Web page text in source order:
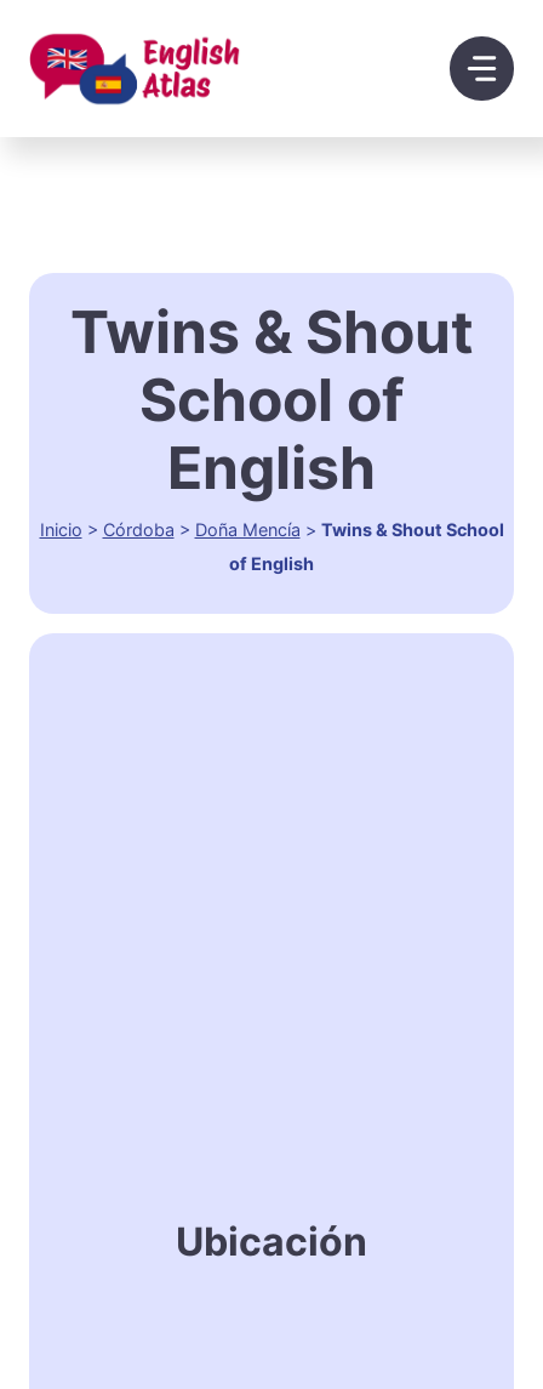
contenido
Twins & Shout
School of
English
Inicio > Córdoba > Doña Mencía > Twins & Shout School
of English
Ubicación